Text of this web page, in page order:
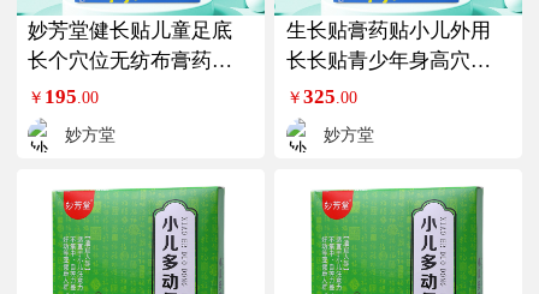
妙芳堂健长贴儿童足底
长个穴位无纺布膏药贴
助长贴3盒装
￥ 195 .00
妙方堂
生长贴膏药贴小儿外用
长长贴青少年身高穴位
贴5盒装
￥325 .00
妙方堂